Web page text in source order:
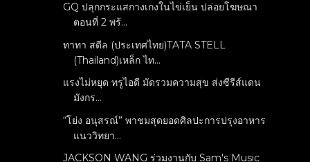
GQ ปลุกกระแสกางเกงในไข่เย็น ปล่อยโฆษณา
ตอนที่ 2 พร้...
ทาทา สตีล (ประเทศไทย)TATA STELL
(Thailand)เหล็ก ไท...
แรงไม่หยุด ทรูไอดี มัดรวมความสุข ส่งซีรีส์แดน
มังกร...
“โย่ง อนุสรณ์” พาชมสุดยอดศิลปะการปรุงอาหาร
แนววิทยา...
JACKSON WANG ร่วมงานกับ Sam's Music